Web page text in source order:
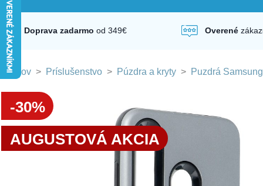
Doprava zadarmo od 349€ Overené
Domov > Príslušenstvo > Púzdra a kryty > Puzdrá Samsung
-30%
AUGUSTOVÁ AKCIA